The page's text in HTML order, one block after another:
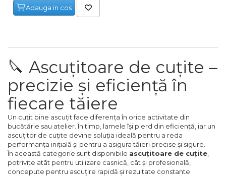
Cantare
Rafturi
Chei Tubulare
Bara Tractare Auto
Canistre benzina (combustibil)
Presa Hidraulica Tinichigerie
Set Pentru Demontat Piulite &
Suruburi
Extractor Rulmenti
Nivele
Amortizoare Hidraulice
Dalta si dornuri
Rigla de Masurat Pentru
Constructii
Scule Unelte Accesorii
Unelte de Zugravit
Scule multifunctionale si
Compresoare de Aer
Profesionale
Masini de Slefuit Alternative si
Orbitale
Aparate & Invertoare de Sudura
Capsator pneumatic pentru
Polizoare Pneumatice
Trimmere Iarba & Gazon
Motoburghie & Foreze de
Pamant
Accesorii Motoburghie
Masini Tuns Iarba & Gazon
Site Rotative de Gradina
Drujbe & Fierastraie Telescopice
Adauga in cos
🔪 Ascuțitoare de cuțite –
precizie și eficiență în
fiecare tăiere
Un cuțit bine ascuțit face diferența în orice activitate din
bucătărie sau atelier. În timp, lamele își pierd din eficiență, iar un
ascuțitor de cuțite devine soluția ideală pentru a reda
performanța inițială și pentru a asigura tăieri precise și sigure.
În această categorie sunt disponibile ascuțitoare de cuțite
potrivite atât pentru utilizare casnică, cât și profesională,
concepute pentru ascuțire rapidă și rezultate constante.